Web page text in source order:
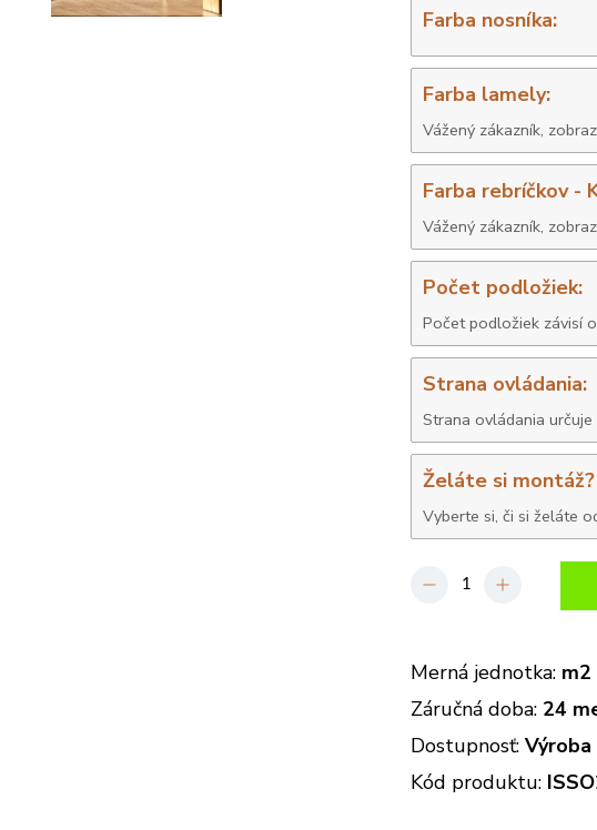
Farba nosníka:
Farba lamely:
Farba rebríčkov -
Počet podložiek:
Počet podložiek závisí
Strana ovládania:
Strana ovládania
Želáte si montáž?
Vyberte si, či si želáte
- +
Merná jednotka: m2
Záručná doba: 24
Dostupnosť: Výroba
Kód produktu: